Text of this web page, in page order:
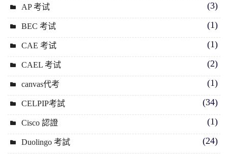
AP 考试 (3)
BEC 考试 (1)
CAE 考试 (1)
CAEL 考试 (2)
canvas代考 (1)
CELPIP考試 (34)
Cisco 認證 (1)
Duolingo 考試 (24)